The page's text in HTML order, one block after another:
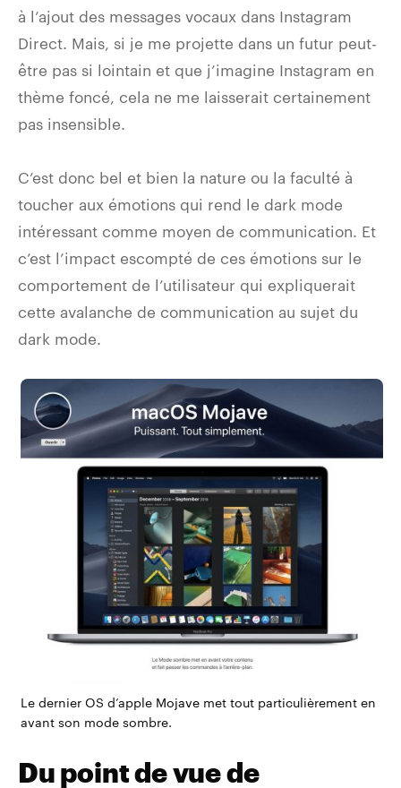
à l’ajout des messages vocaux dans Instagram
Direct. Mais, si je me projette dans un futur peut-
être pas si lointain et que j’imagine Instagram en
thème foncé, cela ne me laisserait certainement
pas insensible.
C’est donc bel et bien la nature ou la faculté à
toucher aux émotions qui rend le dark mode
intéressant comme moyen de communication. Et
c’est l’impact escompté de ces émotions sur le
comportement de l’utilisateur qui expliquerait
cette avalanche de communication au sujet du
dark mode.
Le dernier OS d’apple Mojavemet tout particulièrement en
avant son mode sombre.
Du point de vue de